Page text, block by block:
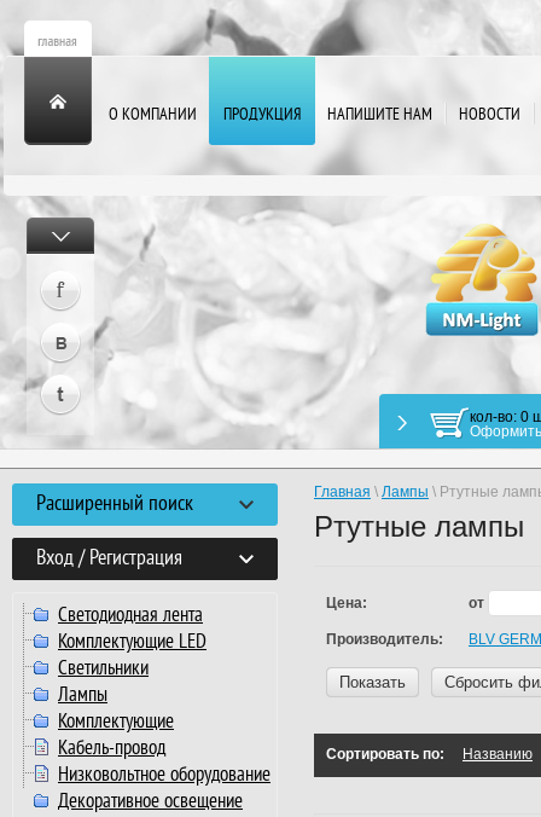
О КОМПАНИИ ПРОДУКЦИЯ НАПИШИТЕ НАМ НОВОСТИ
кол-во: 0
Оформить
Расширенный поиск
Вход / Регистрация
Светодиодная лента
Комплектующие LED
Светильники
Лампы
Комплектующие
Кабель-провод
Низковольтное оборудование
Декоративное освещение
Главная \ Лампы \ Ртутные
Ртутные лампы
Цена: от
Производитель: BLV
Показать Сбросить
Сортировать по: Названию